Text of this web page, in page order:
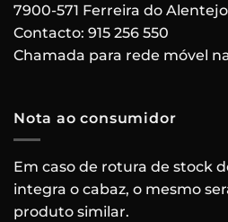
7900-571 Ferreira do Alentejo
Contacto: 915 256 550
Chamada para rede móvel
Nota ao consumidor
Em caso de rotura de stock
integra o cabaz, o mesmo
produto similar.